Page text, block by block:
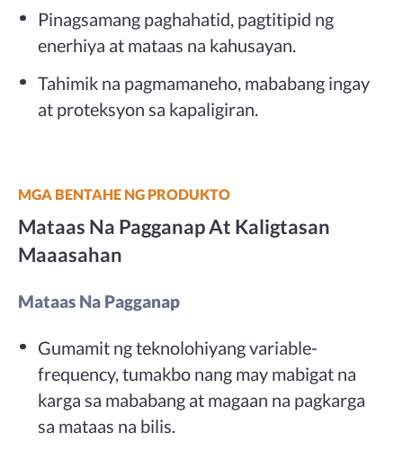
Pinagsamang paghahatid, pagtitipid ng
enerhiya at mataas na kahusayan.
Tahimik na pagmamaneho, mababang ingay
at proteksyon sa kapaligiran.
MGA BENTAHE NG PRODUKTO
Mataas Na Pagganap At Kaligtasan
Maaasahan
Mataas Na Pagganap
Gumamit ng teknolohiyang variable-
frequency, tumakbo nang may mabigat na
karga sa mababang at magaan na pagkarga
sa mataas na bilis.